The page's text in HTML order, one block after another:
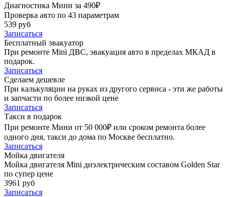
Диагностика Мини за 490₽
Проверка авто по 43 параметрам
539 руб
Записаться
Бесплатный эвакуатор
При ремонте Mini ДВС, эвакуация авто в пределах МКАД в
подарок.
Записаться
Сделаем дешевле
При калькуляции на руках из другого сервиса - эти же работы
и запчасти по более низкой цене
Записаться
Такси в подарок
При ремонте Мини от 50 000₽ или сроком ремонта более
одного дня, такси до дома по Москве бесплатно.
Записаться
Мойка двигателя
Мойка двигателя Mini диэлектрическим составом Golden Star
по супер цене
3961 руб
Записаться